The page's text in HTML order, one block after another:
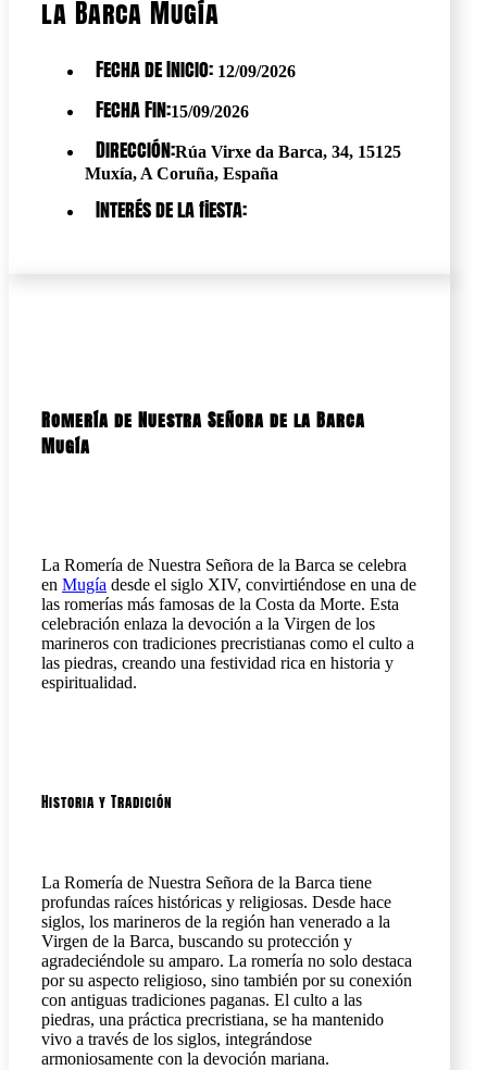
la Barca Mugía
Fecha de Inicio: 12/09/2026
Fecha Fin:15/09/2026
Dirección:Rúa Virxe da Barca, 34, 15125
Muxía, A Coruña, España
Interés de la fiesta:
Romería de Nuestra Señora de la Barca
Mugía
La Romería de Nuestra Señora de la Barca se celebra
en Mugía desde el siglo XIV, convirtiéndose en una de
las romerías más famosas de la Costa da Morte. Esta
celebración enlaza la devoción a la Virgen de los
marineros con tradiciones precristianas como el culto a
las piedras, creando una festividad rica en historia y
espiritualidad.
Historia y Tradición
La Romería de Nuestra Señora de la Barca tiene
profundas raíces históricas y religiosas. Desde hace
siglos, los marineros de la región han venerado a la
Virgen de la Barca, buscando su protección y
agradeciéndole su amparo. La romería no solo destaca
por su aspecto religioso, sino también por su conexión
con antiguas tradiciones paganas. El culto a las
piedras, una práctica precristiana, se ha mantenido
vivo a través de los siglos, integrándose
armoniosamente con la devoción mariana.